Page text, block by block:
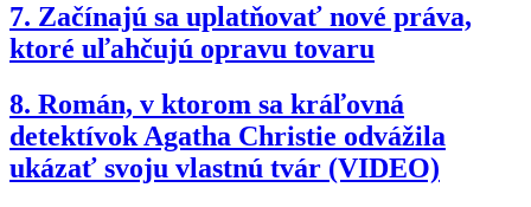
7. Začínajú sa uplatňovať nové práva,
ktoré uľahčujú opravu tovaru
8. Román, v ktorom sa kráľovná
detektívok Agatha Christie odvážila
ukázať svoju vlastnú tvár (VIDEO)